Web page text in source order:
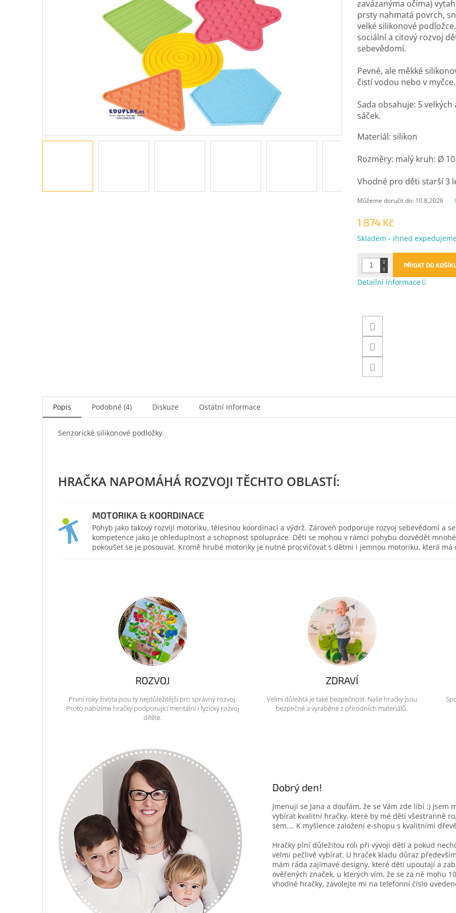
1 874 Kč
Měrná
Skladem - ihned
Můžeme doručit do: 10.8.2026
PŘIDAT DO
zavázanýma očima)
prsty nahmatá povrch,
velké silikonové
sociální a citový rozvoj
sebevědomí.
Pevné, ale měkké
čistí vodou nebo v myčce.
Sada obsahuje: 5
sáček.
Materiál: silikon
Rozměry: malý kruh: Ø
Vhodné pro děti starší 3
Detailní informace
Popis Podobné (4) Diskuze Ostatní informace
Senzorické silikonové podložky.
MOTORIKA & KOORDINACE
Pohyb jako takový rozvíjí motoriku, tělesnou koordinaci a výdrž. Zároveň podporuje rozvoj sebevědomí a
kompetence jako je ohleduplnost a schopnost spolupráce. Děti se mohou v rámci pohybu dozvědět
pokoušet se je posouvat. Kromě hrubé motoriky je nutné procvičovat s dětmi i jemnou motoriku, která
ROZVOJ
První roky života jsou ty nejdůležitější pro správný rozvoj.
Proto nabízíme hračky podporující mentální i fyzický rozvoj
dítěte.
ZDRAVÍ
Velmi důležitá je také bezpečnost. Naše hračky jsou
bezpečné a vyráběné z přírodních materiálů.
Dobrý den!
Jmenuji se Jana a doufám, že se Vám zde líbí :)
vybírat kvalitní hračky, které by mé děti všestranně
sem…. K myšlence založení e-shopu s kvalitními
Hračky plní důležitou roli při vývoji dětí a pokud
velmi pečlivě vybírat. U hraček kladu důraz
mám ráda zajímavé designy, které děti upoutají a
ověřených značek, u kterých vím, že se za ně mohu
vhodné hračky, zavolejte mi na telefonní číslo